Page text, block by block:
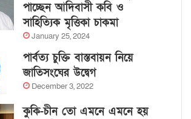
পাচ্ছেন আদিবাসী কবি ও
সাহিত্যিক মৃত্তিকা চাকমা
January 25, 2024
পার্বত্য চুক্তি বাস্তবায়ন নিয়ে
জাতিসংঘের উদ্বেগ
December 3, 2022
কুকি-চীন তো এমনে এমনে হয়